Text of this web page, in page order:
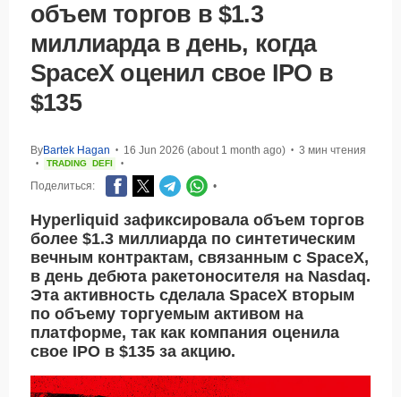
объем торгов в $1.3
миллиарда в день, когда
SpaceX оценил свое IPO в
$135
ByBartek Hagan • 16 Jun 2026 (about 1 month ago) • 3 мин чтения
• TRADING DEFI •
Поделиться: •
Hyperliquid зафиксировала объем торгов
более $1.3 миллиарда по синтетическим
вечным контрактам, связанным с SpaceX,
в день дебюта ракетоносителя на Nasdaq.
Эта активность сделала SpaceX вторым
по объему торгуемым активом на
платформе, так как компания оценила
свое IPO в $135 за акцию.